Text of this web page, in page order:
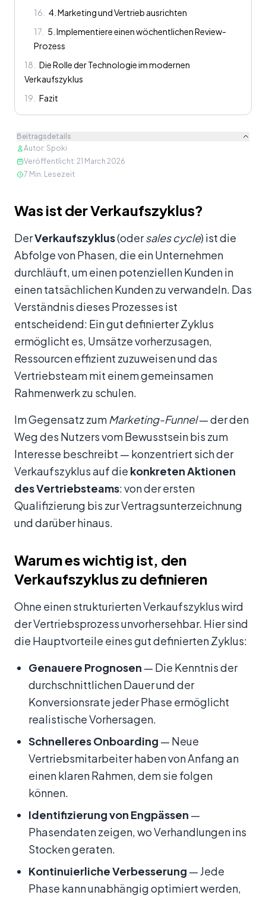
16
4. Marketing und Vertrieb ausrichten
17
5. Implementiere einen wöchentlichen Review-
Prozess
18
Die Rolle der Technologie im modernen
Verkaufszyklus
19
Fazit
Beitragsdetails
Autor: Spoki
Veröffentlicht: 21 March 2026
7 Min. Lesezeit
Was ist der Verkaufszyklus?
DerVerkaufszyklus(odersales cycle) ist die
Abfolge von Phasen, die ein Unternehmen
durchläuft, um einen potenziellen Kunden in
einen tatsächlichen Kunden zu verwandeln. Das
Verständnis dieses Prozesses ist
entscheidend: Ein gut definierter Zyklus
ermöglicht es, Umsätze vorherzusagen,
Ressourcen effizient zuzuweisen und das
Vertriebsteam mit einem gemeinsamen
Rahmenwerk zu schulen.
Im Gegensatz zum Marketing-Funnel— der den
Weg des Nutzers vom Bewusstsein bis zum
Interesse beschreibt — konzentriert sich der
Verkaufszyklus auf die konkreten Aktionen
des Vertriebsteams: von der ersten
Qualifizierung bis zur Vertragsunterzeichnung
und darüber hinaus.
Warum es wichtig ist, den
Verkaufszyklus zu definieren
Ohne einen strukturierten Verkaufszyklus wird
der Vertriebsprozess unvorhersehbar. Hier sind
die Hauptvorteile eines gut definierten Zyklus:
Genauere Prognosen — Die Kenntnis der
durchschnittlichen Dauer und der
Konversionsrate jeder Phase ermöglicht
realistische Vorhersagen.
Schnelleres Onboarding — Neue
Vertriebsmitarbeiter haben von Anfang an
einen klaren Rahmen, dem sie folgen
können.
Identifizierung von Engpässen —
Phasendaten zeigen, wo Verhandlungen ins
Stocken geraten.
Kontinuierliche Verbesserung — Jede
Phase kann unabhängig optimiert werden,